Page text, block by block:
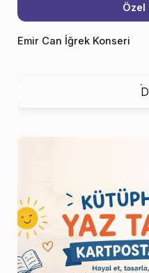
Özel
Emir Can İğrek Konseri